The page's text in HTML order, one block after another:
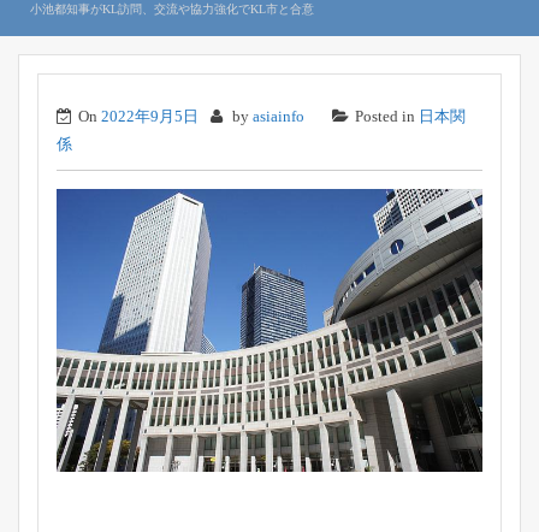
小池都知事がKL訪問、交流や協力強化でKL市と合意
On 2022年9月5日 by asiainfo Posted in 日本関
係